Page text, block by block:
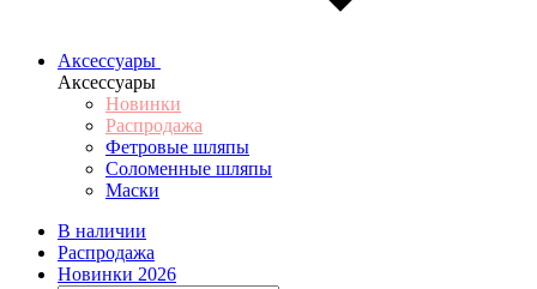
Аксессуары
Аксессуары
Новинки
Распродажа
Фетровые шляпы
Соломенные шляпы
Маски
В наличии
Распродажа
Новинки 2026